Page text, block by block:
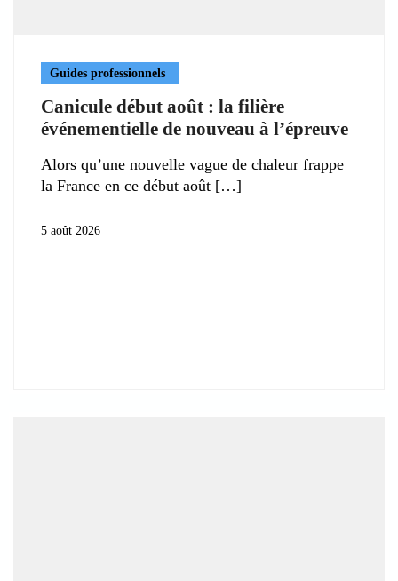
Guides professionnels
Canicule début août : la filière
événementielle de nouveau à l’épreuve
Alors qu’une nouvelle vague de chaleur frappe
la France en ce début août
5 août 2026